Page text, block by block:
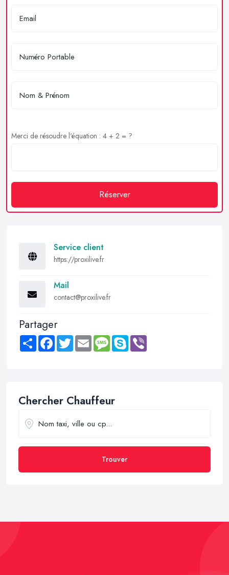
Merci de résoudre l'équation : 4 + 2 = ?
Réserver
Service client
https://proxilive.fr
Mail
contact@proxilive.fr
Partager
Share FacebookTwitter Email MessageSkype
Chercher Chauffeur
Trouver